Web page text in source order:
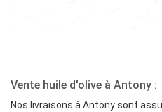
Vente huile d'olive à Antony :
Nos livraisons à Antony sont